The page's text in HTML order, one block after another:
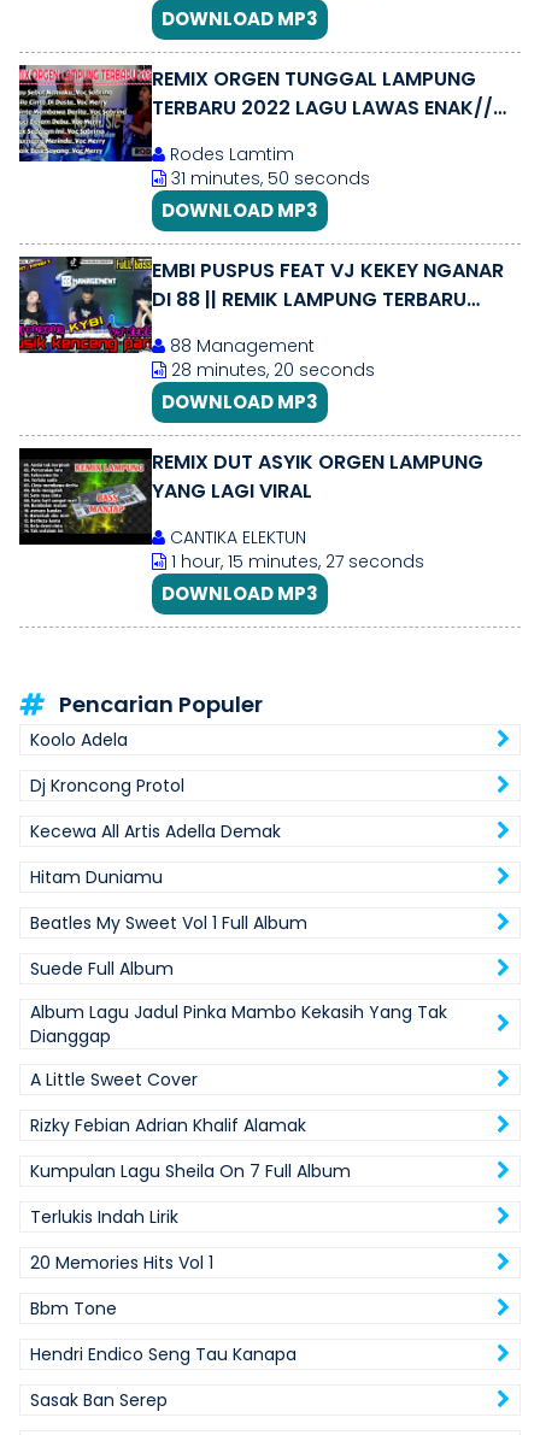
DOWNLOAD MP3
REMIX ORGEN TUNGGAL LAMPUNG
TERBARU 2022 LAGU LAWAS ENAK//
Rodes Lamtim
31 minutes, 50 seconds
DOWNLOAD MP3
EMBI PUSPUS FEAT VJ KEKEY NGANAR
DI 88 || REMIK LAMPUNG TERBARU
88 Management
28 minutes, 20 seconds
DOWNLOAD MP3
REMIX DUT ASYIK ORGEN LAMPUNG
YANG LAGI VIRAL
CANTIKA ELEKTUN
1 hour, 15 minutes, 27 seconds
DOWNLOAD MP3
Pencarian Populer
Koolo Adela
Dj Kroncong Protol
Kecewa All Artis Adella Demak
Hitam Duniamu
Beatles My Sweet Vol 1 Full Album
Suede Full Album
Album Lagu Jadul Pinka Mambo Kekasih Yang Tak
Dianggap
A Little Sweet Cover
Rizky Febian Adrian Khalif Alamak
Kumpulan Lagu Sheila On 7 Full Album
Terlukis Indah Lirik
20 Memories Hits Vol 1
Bbm Tone
Hendri Endico Seng Tau Kanapa
Sasak Ban Serep